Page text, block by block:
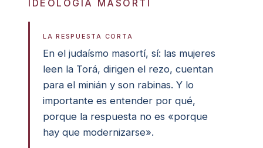
IDEOLOGÍA MASORTÍ
LA RESPUESTA CORTA
En el judaísmo masortí, sí: las mujeres
leen la Torá, dirigen el rezo, cuentan
para el minián y son rabinas. Y lo
importante es entender por qué,
porque la respuesta no es «porque
hay que modernizarse».